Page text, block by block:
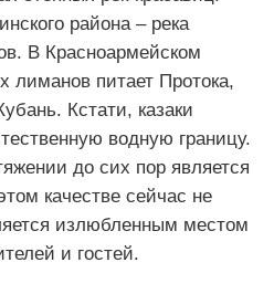
района – река
В Красноармейском
лиманов питает Протока,
Кстати, казаки
водную границу.
до сих пор является
качестве сейчас не
излюбленным местом
и гостей.